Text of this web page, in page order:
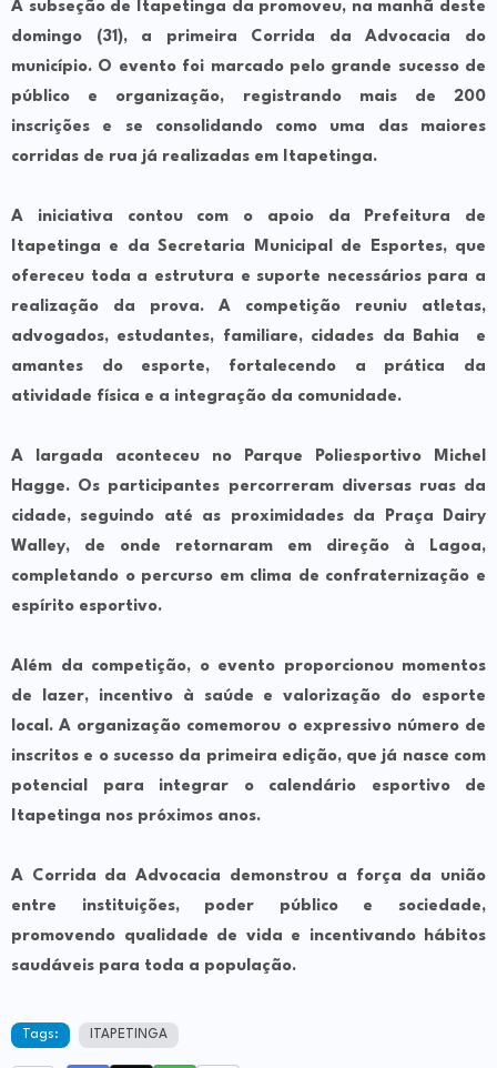
A subseção de Itapetinga da promoveu, na manhã deste
domingo (31), a primeira Corrida da Advocacia do
município. O evento foi marcado pelo grande sucesso de
público e organização, registrando mais de 200
inscrições e se consolidando como uma das maiores
corridas de rua já realizadas em Itapetinga.
A iniciativa contou com o apoio da Prefeitura de
Itapetinga e da Secretaria Municipal de Esportes, que
ofereceu toda a estrutura e suporte necessários para a
realização da prova. A competição reuniu atletas,
advogados, estudantes, familiare, cidades da Bahia e
amantes do esporte, fortalecendo a prática da
atividade física e a integração da comunidade.
A largada aconteceu no Parque Poliesportivo Michel
Hagge. Os participantes percorreram diversas ruas da
cidade, seguindo até as proximidades da Praça Dairy
Walley, de onde retornaram em direção à Lagoa,
completando o percurso em clima de confraternização e
espírito esportivo.
Além da competição, o evento proporcionou momentos
de lazer, incentivo à saúde e valorização do esporte
local. A organização comemorou o expressivo número de
inscritos e o sucesso da primeira edição, que já nasce com
potencial para integrar o calendário esportivo de
Itapetinga nos próximos anos.
A Corrida da Advocacia demonstrou a força da união
entre instituições, poder público e sociedade,
promovendo qualidade de vida e incentivando hábitos
saudáveis para toda a população.
Tags: ITAPETINGA